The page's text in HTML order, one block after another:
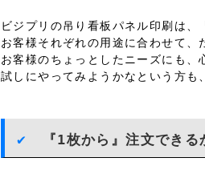
ビジプリの吊り看板パネル印刷は、
お客様それぞれの用途に合わせて、
お客様のちょっとしたニーズにも、
試しにやってみようかなという方も
『1枚から』注文でき